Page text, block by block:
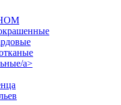
a>